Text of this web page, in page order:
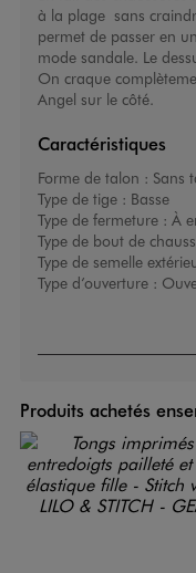
à la plage sans
permet de passer en
mode sandale. Le
On craque
Angel sur le côté.
Caractéristiques
Forme de talon : Sans
Type de tige : Basse
Type de fermeture : À
Type de bout de
Type de semelle
Type d’ouverture :
Produits achetés